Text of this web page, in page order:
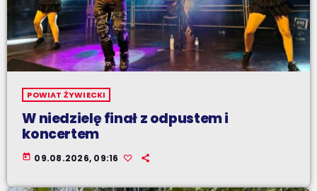
POWIAT ŻYWIECKI
W niedzielę finał z odpustem i
koncertem
today 09.08.2026, 09:16